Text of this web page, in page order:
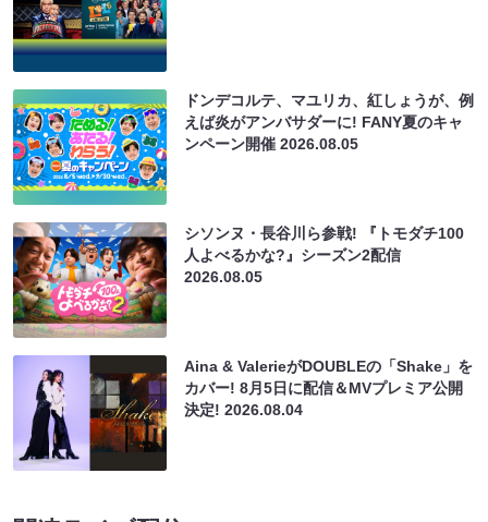
ドンデコルテ、マユリカ、紅しょうが、例
えば炎がアンバサダーに! FANY夏のキャ
ンペーン開催2026.08.05
シソンヌ・長谷川ら参戦! 『トモダチ100
人よべるかな?』シーズン2配信
2026.08.05
Aina & ValerieがDOUBLEの「Shake」を
カバー! 8月5日に配信＆MVプレミア公開
決定!2026.08.04